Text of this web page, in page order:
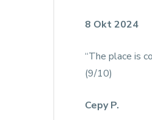
8 Okt 2024
“The place is
(9/10)
Cepy P.